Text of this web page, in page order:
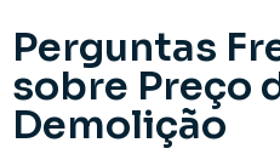
Perguntas
sobre Preço
Demolição